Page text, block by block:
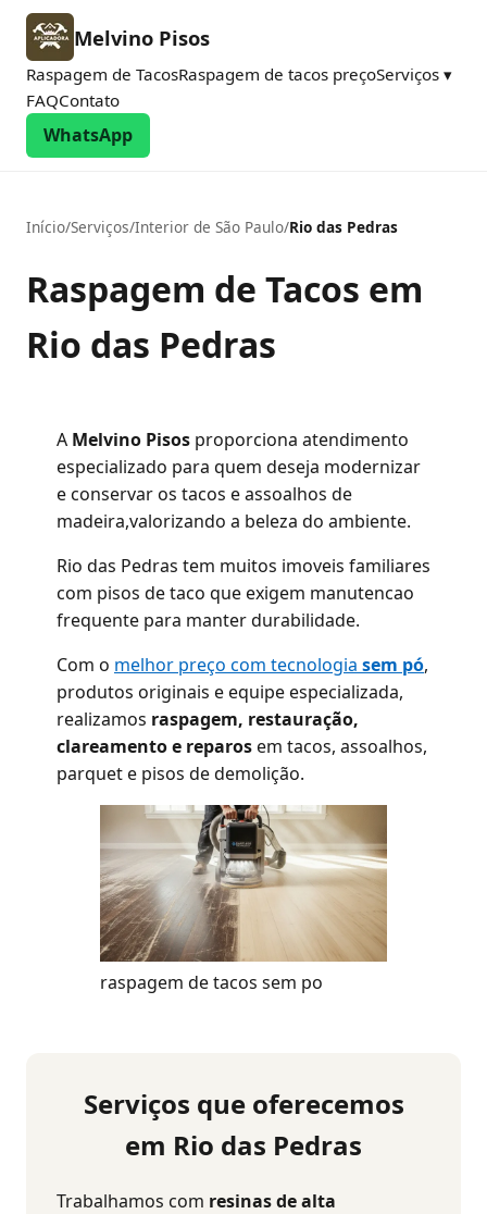
Melvino Pisos
Raspagem de TacosRaspagem de tacos preçoServiços ▾
FAQContato
WhatsApp
Início/Serviços/Interior de São Paulo/Rio das Pedras
Raspagem de Tacos em
Rio das Pedras
A Melvino Pisos proporciona atendimento
especializado para quem deseja modernizar
e conservar os tacos e assoalhos de
madeira,valorizando a beleza do ambiente.
Rio das Pedras tem muitos imoveis familiares
com pisos de taco que exigem manutencao
frequente para manter durabilidade.
Com o melhor preço com tecnologia sem pó,
produtos originais e equipe especializada,
realizamos raspagem, restauração,
clareamento e reparosem tacos, assoalhos,
parquet e pisos de demolição.
raspagem de tacos sem po
Serviços que oferecemos
em Rio das Pedras
Trabalhamos com resinas de alta